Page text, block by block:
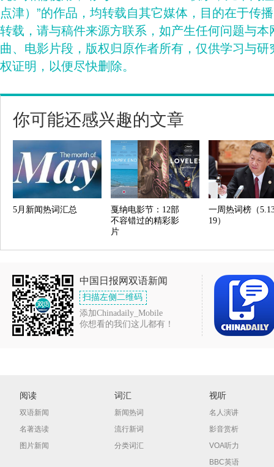
点津）”的作品，均转载自其它媒体，目的在于传
转载，请与稿件来源方联系，如产生任何问题与
曲、电影片段，版权归原作者所有，仅供学习与
权证明，以便尽快删除。
你可能还感兴趣的文章
5月新闻热词汇总
戛纳电影节：12部
不容错过的精彩影
片
一周热词榜（
19）
中国日报网双语新闻
扫描左侧二维码
添加Chinadaily_Mobile
你想看的我们这儿都有！
阅读
双语新闻
名著选读
图片新闻
词汇
新闻热词
流行新词
分类词汇
视听
名人演讲
影音赏析
VOA听力
BBC英语